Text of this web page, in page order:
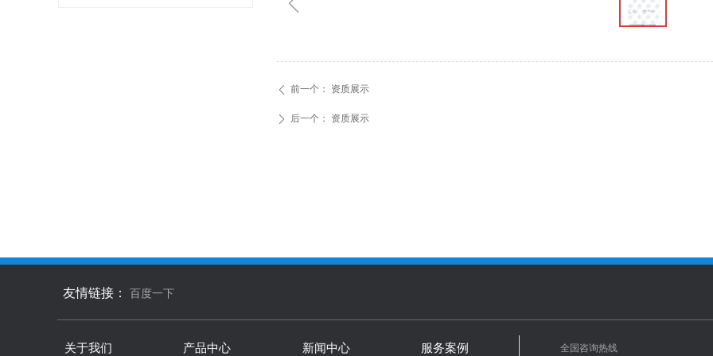
ꄴ 前一个： 资质展示
ꄲ 后一个： 资质展示
友情链接： 百度一下
关于我们 产品中心 新闻中心 服务案例 全国咨询热线